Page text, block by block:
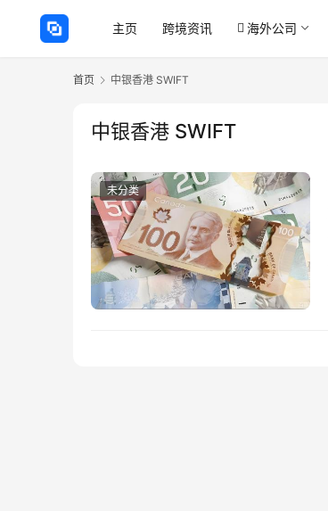
主页 跨境资讯 海外公司
首页 中银香港 SWIFT
中银香港 SWIFT
未分类